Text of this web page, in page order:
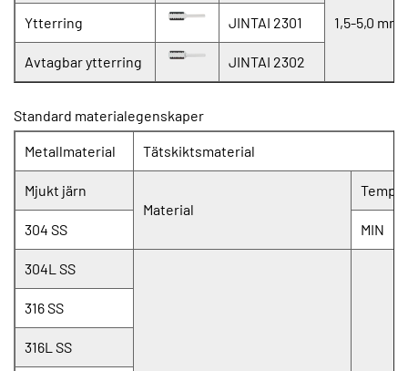
1,5-5,0 mm
Ytterring JINTAI 2301
Avtagbar ytterring JINTAI 2302
Standard materialegenskaper
Metallmaterial Tätskiktsmaterial
Mjukt järn
Material
304 SS MIN
304L SS
316 SS
316L SS